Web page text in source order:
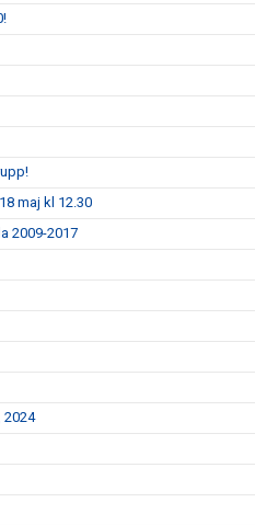
maj kl 12.30
2009-2017
2024